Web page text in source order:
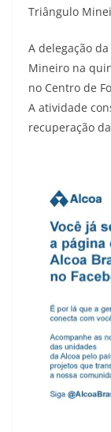
Triângulo
A delegação
Mineiro na
no Centro de
A atividade
recuperação